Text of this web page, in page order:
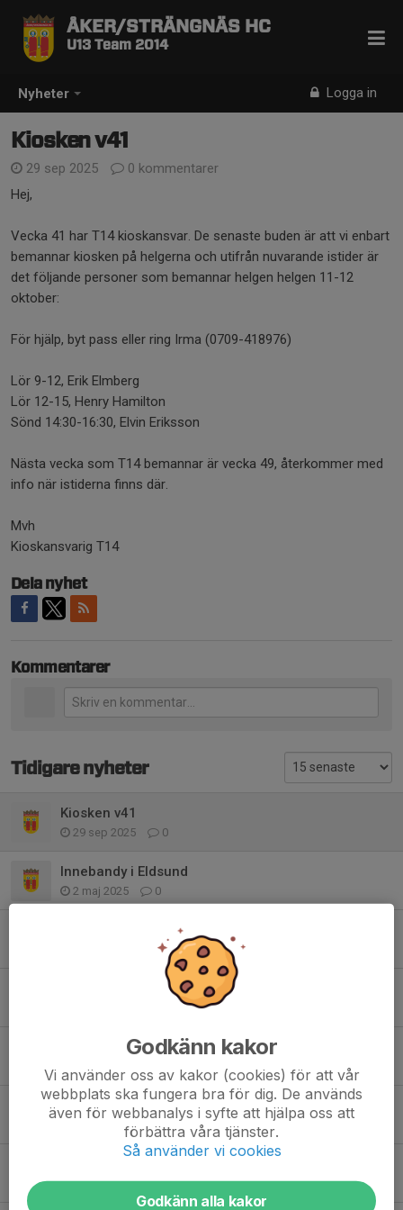
Nyheter Logga in
ÅKER/STRÄNGNÄS HC
U13 Team 2014
Kiosken v41
29 sep 2025
0 kommentarer
Hej,
Vecka 41 har T14 kioskansvar. De senaste buden är att vi enbart
bemannar kiosken på helgerna och utifrån nuvarande istider är
det följande personer som bemannar helgen helgen 11-12
oktober:
För hjälp, byt pass eller ring Irma (0709-418976)
Lör 9-12, Erik Elmberg
Lör 12-15, Henry Hamilton
Sönd 14:30-16:30, Elvin Eriksson
Nästa vecka som T14 bemannar är vecka 49, återkommer med
info när istiderna finns där.
Mvh
Kioskansvarig T14
Dela nyhet
Kommentarer
Tidigare nyheter
Kiosken v41
29 sep 2025 0
Innebandy i Eldsund
2 maj 2025 0
0
Profilkläder
Uppdaterad tid för fotografering
19 sep 2024 0
12 sep 2024 0
Godkänn kakor
Vi använder oss av kakor (cookies) för att vår
webbplats ska fungera bra för dig. De används
även för webbanalys i syfte att hjälpa oss att
förbättra våra tjänster.
Så använder vi cookies
Godkänn alla kakor